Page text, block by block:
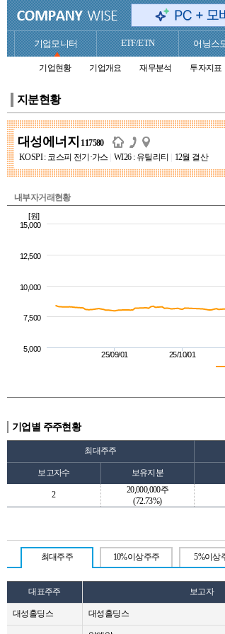
기업모니터 ETF/ETN 어닝스
기업현황 기업개요 재무분석 투자지표
지분현황
대성에너지 117580
KOSPI : 코스피 전기·가스 WI26 : 유틸리티 12월 결산
내부자거래현황
[원]
25/09/01 25/10/01
5,000
7,500
10,000
12,500
15,000
기업별 주주현황
최대주주
보고자수 보유지분
2
20,000,000주
(72.73%)
최대주주 10%이상주주 5%이상
대표주주 보고자
대성홀딩스 대성홀딩스